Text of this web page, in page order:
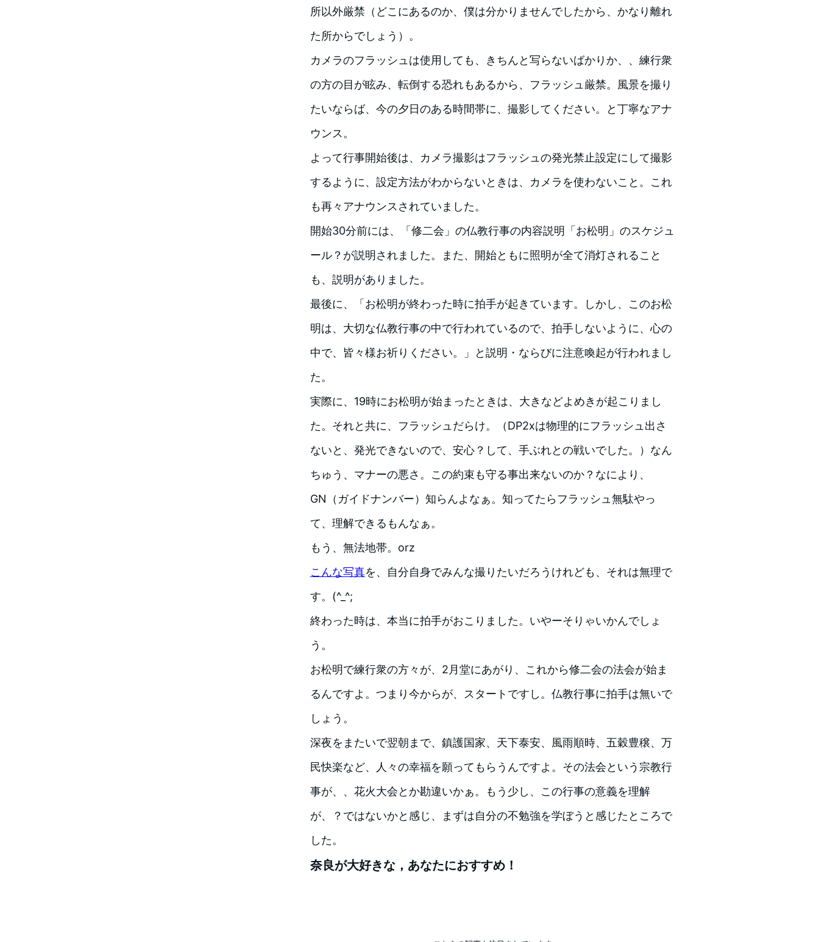
所以外厳禁（どこにあるのか、僕は分かりませんでしたから、かなり離れ
た所からでしょう）。
カメラのフラッシュは使用しても、きちんと写らないばかりか、、練行衆
の方の目が眩み、転倒する恐れもあるから、フラッシュ厳禁。風景を撮り
たいならば、今の夕日のある時間帯に、撮影してください。と丁寧なアナ
ウンス。
よって行事開始後は、カメラ撮影はフラッシュの発光禁止設定にして撮影
するように、設定方法がわからないときは、カメラを使わないこと。これ
も再々アナウンスされていました。
開始30分前には、「修二会」の仏教行事の内容説明「お松明」のスケジュ
ール？が説明されました。また、開始ともに照明が全て消灯されること
も、説明がありました。
最後に、「お松明が終わった時に拍手が起きています。しかし、このお松
明は、大切な仏教行事の中で行われているので、拍手しないように、心の
中で、皆々様お祈りください。」と説明・ならびに注意喚起が行われまし
た。
実際に、19時にお松明が始まったときは、大きなどよめきが起こりまし
た。それと共に、フラッシュだらけ。（DP2xは物理的にフラッシュ出さ
ないと、発光できないので、安心？して、手ぶれとの戦いでした。）なん
ちゅう、マナーの悪さ。この約束も守る事出来ないのか？なにより、
GN（ガイドナンバー）知らんよなぁ。知ってたらフラッシュ無駄やっ
て、理解できるもんなぁ。
もう、無法地帯。orz
こんな写真を、自分自身でみんな撮りたいだろうけれども、それは無理で
す。(^_^;
終わった時は、本当に拍手がおこりました。いやーそりゃいかんでしょ
う。
お松明で練行衆の方々が、2月堂にあがり、これから修二会の法会が始ま
るんですよ。つまり今からが、スタートですし。仏教行事に拍手は無いで
しょう。
深夜をまたいで翌朝まで、鎮護国家、天下泰安、風雨順時、五穀豊穣、万
民快楽など、人々の幸福を願ってもらうんですよ。その法会という宗教行
事が、、花火大会とか勘違いかぁ。もう少し、この行事の意義を理解
が、？ではないかと感じ、まずは自分の不勉強を学ぼうと感じたところで
した。
奈良が大好きな，あなたにおすすめ！